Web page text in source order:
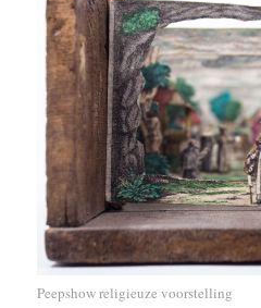
Peepshow religieuze voorstelling